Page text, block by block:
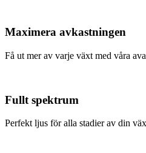
Maximera avkastningen
Få ut mer av varje växt med våra
Fullt spektrum
Perfekt ljus för alla stadier av din